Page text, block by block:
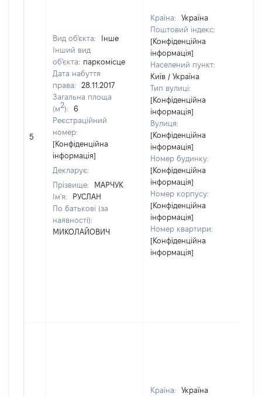
5
Вид об'єкта:
Інше
Інший вид
об'єкта: паркомісце
Дата набуття
права:
28.11.2017
Загальна площа
(м2):
6
Реєстраційний
номер:
[Конфіденційна
інформація]
Декларує:
Прізвище:
МАРЧУК
Ім'я:
РУСЛАН
По батькові (за
наявності):
МИКОЛАЙОВИЧ
Країна:
Україна
Поштовий індекс:
[Конфіденційна
інформація]
Населений пункт:
Київ / Україна
Тип вулиці:
[Конфіденційна
інформація]
Вулиця:
[Конфіденційна
інформація]
Номер будинку:
[Конфіденційна
інформація]
Номер корпусу:
[Конфіденційна
інформація]
Номер квартири:
[Конфіденційна
інформація]
Країна:
Україна